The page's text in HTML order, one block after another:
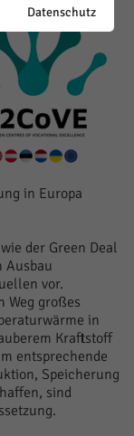
in Europa
der Green Deal
Ausbau
vor.
Weg großes
in
Kraftstoff
entsprechende
Speicherung
sind
Datenschutz